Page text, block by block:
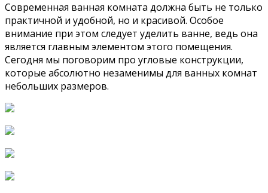
Современная ванная комната должна быть не только
практичной и удобной, но и красивой. Особое
внимание при этом следует уделить ванне, ведь она
является главным элементом этого помещения.
Сегодня мы поговорим про угловые конструкции,
которые абсолютно незаменимы для ванных комнат
небольших размеров.